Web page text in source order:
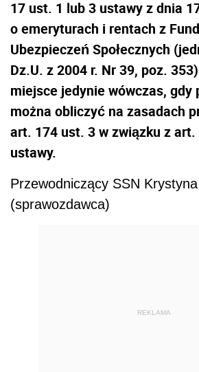
17 ust. 1 lub 3 ustawy z dnia
o emeryturach i rentach z
Ubezpieczeń Społecznych
Dz.U. z 2004 r. Nr 39, poz.
miejsce jedynie wówczas, gdy
można obliczyć na zasadach
art. 174 ust. 3 w związku z
ustawy.
Przewodniczący SSN
(sprawozdawca)
REKLAMA